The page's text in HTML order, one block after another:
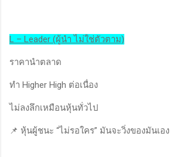
L – Leader (ผู้นำ ไม่ใช่ตัวตาม)
ราคานำตลาด
ทำ Higher High ต่อเนื่อง
ไม่ลงลึกเหมือนหุ้นทั่วไป
📌 หุ้นผู้ชนะ “ไม่รอใคร” มันจะวิ่งของมันเอง